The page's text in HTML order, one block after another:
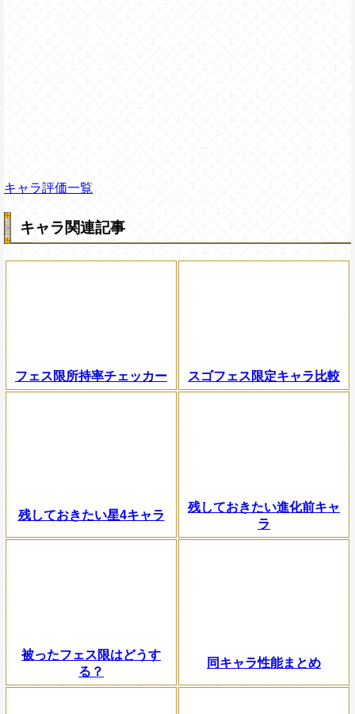
キャラ評価一覧
キャラ関連記事
フェス限所持率チェッカー スゴフェス限定キャラ比較
残しておきたい星4キャラ
残しておきたい進化前キャ
ラ
被ったフェス限はどうす
る？
同キャラ性能まとめ